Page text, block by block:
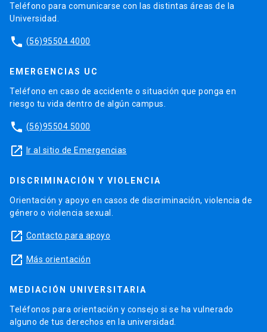
Teléfono para comunicarse con las distintas áreas de la
Universidad.
phone (56)95504 4000
EMERGENCIAS UC
Teléfono en caso de accidente o situación que ponga en
riesgo tu vida dentro de algún campus.
phone (56)95504 5000
launch Ir al sitio de Emergencias
DISCRIMINACIÓN Y VIOLENCIA
Orientación y apoyo en casos de discriminación, violencia de
género o violencia sexual.
launch Contacto para apoyo
launch Más orientación
MEDIACIÓN UNIVERSITARIA
Teléfonos para orientación y consejo si se ha vulnerado
alguno de tus derechos en la universidad.